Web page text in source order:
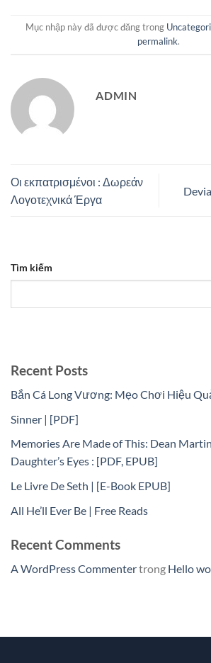
Mục nhập này đã được đăng trong
permalink.
ADMIN
Οι εκπατρισμένοι : Δωρεάν
Λογοτεχνικά Έργα
Tìm kiếm
Recent Posts
Bắn Cá Long Vương: Mẹo Chơi Hiệu
Sinner | [PDF]
Memories Are Made of This: Dean
Daughter’s Eyes : [PDF, EPUB]
Le Livre De Seth | [E-Book EPUB]
All He’ll Ever Be | Free Reads
Recent Comments
A WordPress Commentertrong Hello